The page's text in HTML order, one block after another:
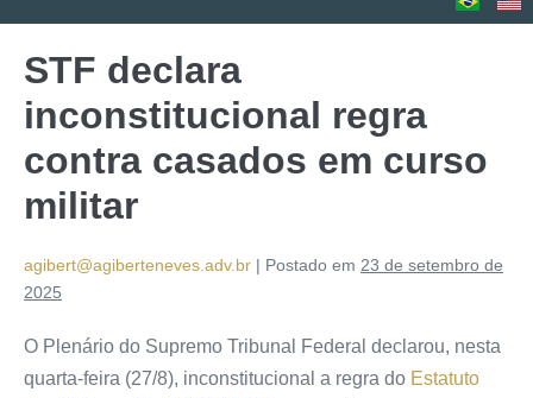
STF declara
inconstitucional regra
contra casados em curso
militar
agibert@agiberteneves.adv.br | Postado em 23 de setembro de
2025
O Plenário do Supremo Tribunal Federal declarou, nesta
quarta-feira (27/8), inconstitucional a regra do Estatuto